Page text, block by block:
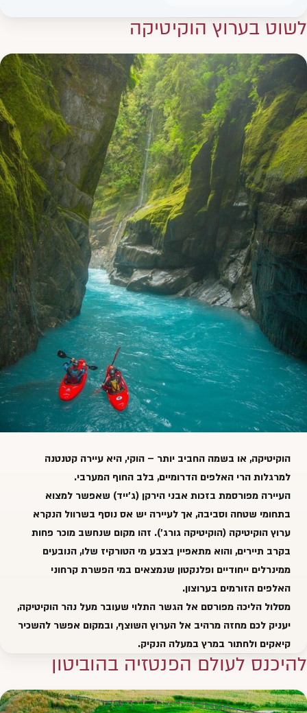
לשוט בערוץ הוקיטיקה
הוקיטיקה, או בשמה החביב יותר – הוקי, היא עיירה קטנטנה
למרגלות הרי האלפים הדרומיים, בלב החוף המערבי.
העיירה מפורסמת בזכות אבני הירקן (ג'ייד) שאפשר למצוא
בתחומי שטחה וסביבה, אך לעיירה יש אס נוסף בשרוול הנקרא
ערוץ הוקיטיקה (הוקיטיקה גורג'). זהו מקום שנחשב מוכר פחות
בקרב תיירים, והוא מתאפיין בצבע מי הטורקיז שלו, הנובעים
ממינרלים ייחודיים ופלנקטון שנמצאים במי הפשרת קרחוני
האלפים הזורמים בערוצון.
מסלול הליכה מפורסם אל הגשר התלוי שעובר מעל נהר הוקיטיקה,
יעניק לכם מחזה מרהיב אל הערוץ השוצף, ובמקום אפשר להשכיר
קיאקים ולחתור במרץ במעלה הנקיק.
להיכנס לעולם הפנטזיה בהוביטון